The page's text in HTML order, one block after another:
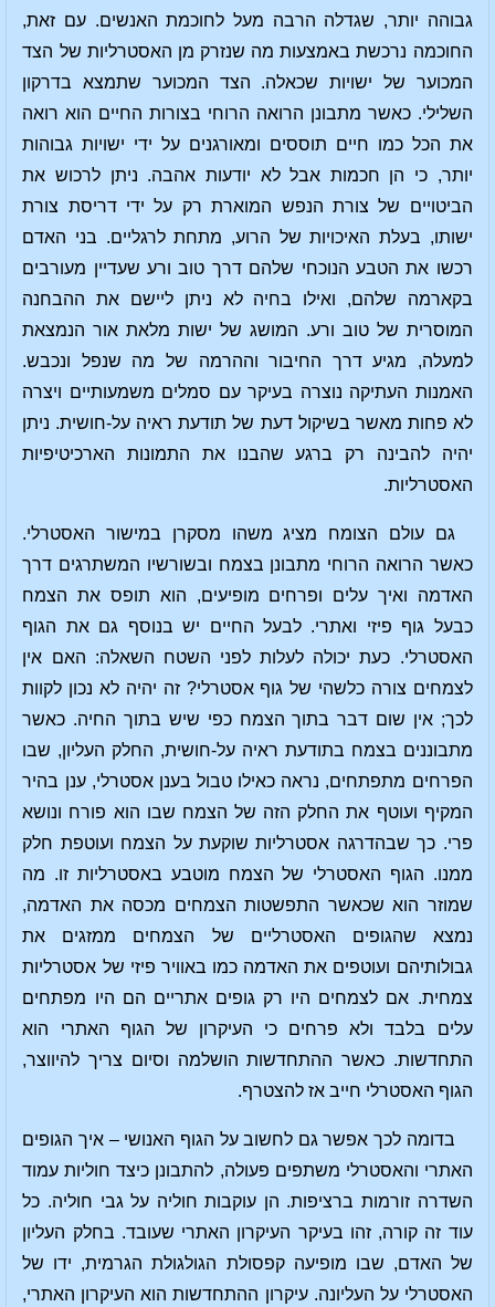
גבוהה יותר, שגדלה הרבה מעל לחוכמת האנשים. עם זאת,
החוכמה נרכשת באמצעות מה שנזרק מן האסטרליות של הצד
המכוער של ישויות שכאלה. הצד המכוער שתמצא בדרקון
השלילי. כאשר מתבונן הרואה הרוחי בצורות החיים הוא רואה
את הכל כמו חיים תוססים ומאורגנים על ידי ישויות גבוהות
יותר, כי הן חכמות אבל לא יודעות אהבה. ניתן לרכוש את
הביטויים של צורת הנפש המוארת רק על ידי דריסת צורת
ישותו, בעלת האיכויות של הרוע, מתחת לרגליים. בני האדם
רכשו את הטבע הנוכחי שלהם דרך טוב ורע שעדיין מעורבים
בקארמה שלהם, ואילו בחיה לא ניתן ליישם את ההבחנה
המוסרית של טוב ורע. המושג של ישות מלאת אור הנמצאת
למעלה, מגיע דרך החיבור וההרמה של מה שנפל ונכבש.
האמנות העתיקה נוצרה בעיקר עם סמלים משמעותיים ויצרה
לא פחות מאשר בשיקול דעת של תודעת ראיה על-חושית. ניתן
יהיה להבינה רק ברגע שהבנו את התמונות הארכיטיפיות
האסטרליות.
גם עולם הצומח מציג משהו מסקרן במישור האסטרלי.
כאשר הרואה הרוחי מתבונן בצמח ובשורשיו המשתרגים דרך
האדמה ואיך עלים ופרחים מופיעים, הוא תופס את הצמח
כבעל גוף פיזי ואתרי. לבעל החיים יש בנוסף גם את הגוף
האסטרלי. כעת יכולה לעלות לפני השטח השאלה: האם אין
לצמחים צורה כלשהי של גוף אסטרלי? זה יהיה לא נכון לקוות
לכך; אין שום דבר בתוך הצמח כפי שיש בתוך החיה. כאשר
מתבוננים בצמח בתודעת ראיה על-חושית, החלק העליון, שבו
הפרחים מתפתחים, נראה כאילו טבול בענן אסטרלי, ענן בהיר
המקיף ועוטף את החלק הזה של הצמח שבו הוא פורח ונושא
פרי. כך שבהדרגה אסטרליות שוקעת על הצמח ועוטפת חלק
ממנו. הגוף האסטרלי של הצמח מוטבע באסטרליות זו. מה
שמוזר הוא שכאשר התפשטות הצמחים מכסה את האדמה,
נמצא שהגופים האסטרליים של הצמחים ממזגים את
גבולותיהם ועוטפים את האדמה כמו באוויר פיזי של אסטרליות
צמחית. אם לצמחים היו רק גופים אתריים הם היו מפתחים
עלים בלבד ולא פרחים כי העיקרון של הגוף האתרי הוא
התחדשות. כאשר ההתחדשות הושלמה וסיום צריך להיווצר,
הגוף האסטרלי חייב אז להצטרף.
בדומה לכך אפשר גם לחשוב על הגוף האנושי – איך הגופים
האתרי והאסטרלי משתפים פעולה, להתבונן כיצד חוליות עמוד
השדרה זורמות ברציפות. הן עוקבות חוליה על גבי חוליה. כל
עוד זה קורה, זהו בעיקר העיקרון האתרי שעובד. בחלק העליון
של האדם, שבו מופיעה קפסולת הגולגולת הגרמית, ידו של
האסטרלי על העליונה. עיקרון ההתחדשות הוא העיקרון האתרי,